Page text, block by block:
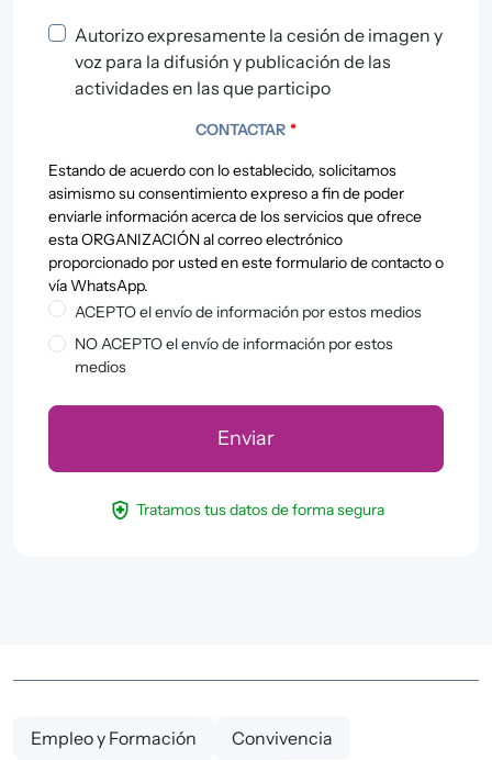
Autorizo expresamente la cesión de imagen y
voz para la difusión y publicación de las
actividades en las que participo
CONTACTAR *
Estando de acuerdo con lo establecido, solicitamos
asimismo su consentimiento expreso a fin de poder
enviarle información acerca de los servicios que ofrece
esta ORGANIZACIÓN al correo electrónico
proporcionado por usted en este formulario de contacto o
vía WhatsApp.
ACEPTO el envío de información por estos medios
NO ACEPTO el envío de información por estos
medios
health_and_safety Tratamos tus datos de forma segura
Empleo y Formación
Convivencia